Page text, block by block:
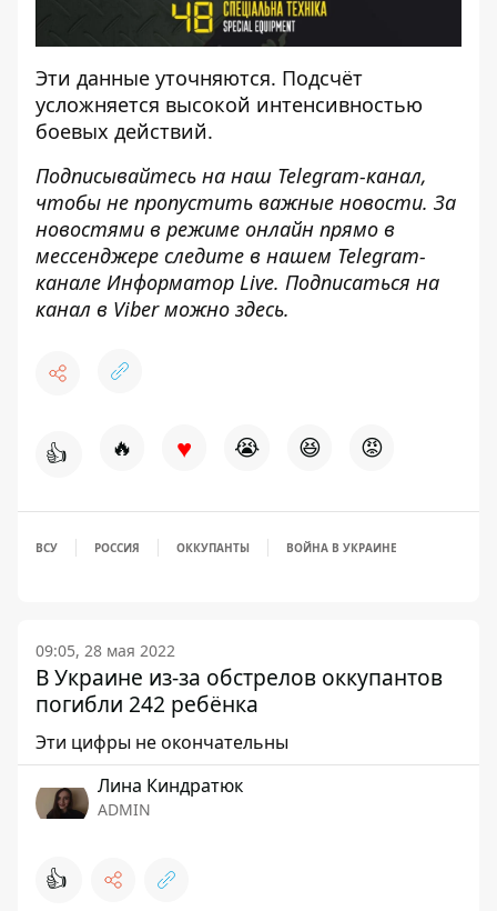
Эти данные уточняются. Подсчёт
усложняется высокой интенсивностью
боевых действий.
Подписывайтесь на наш Telegram-канал,
чтобы не пропустить важные новости. За
новостями в режиме онлайн прямо в
мессенджере следите в нашем Telegram-
канале Информатор Live. Подписаться на
канал в Viber можно здесь.
👍 🔥 ♥ 😭 😆 😡
ВСУ РОССИЯ ОККУПАНТЫ ВОЙНА В УКРАИНЕ
09:05, 28 мая 2022
В Украине из-за обстрелов оккупантов
погибли 242 ребёнка
Эти цифры не окончательны
Лина Киндратюк
ADMIN
👍